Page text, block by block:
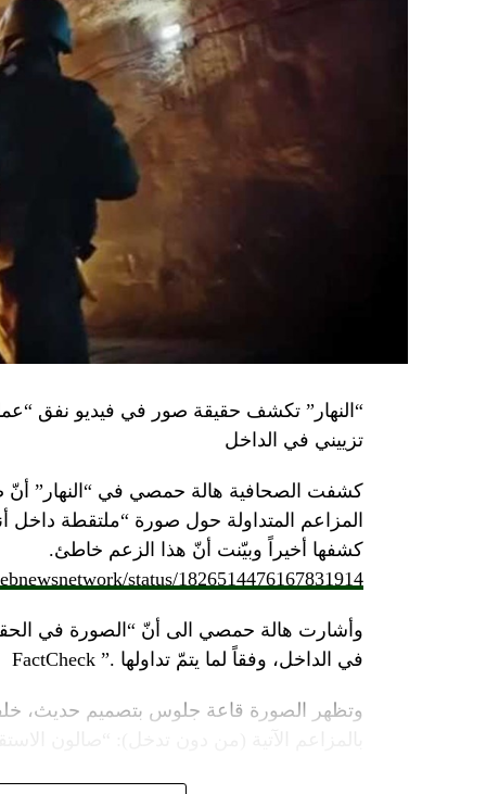
تزييني في الداخل
كشفت الصحافية هالة حمصي في “النهار”
كشفها أخيراً وبيّنت أنّ هذا الزعم خاطئ.
status/1826514476167831914
وأشارت هالة حمصي الى أنّ “الصورة في
في الداخل، وفقاً لما يتمّ تداولها .” FactCheck
وتظهر الصورة قاعة جلوس بتصميم حديث،